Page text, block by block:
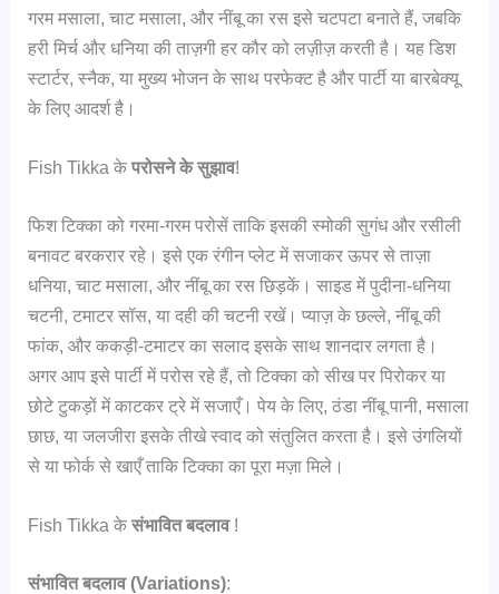
गरम मसाला, चाट मसाला, और नींबू का रस इसे चटपटा बनाते हैं, जबकि
हरी मिर्च और धनिया की ताज़गी हर कौर को लज़ीज़ करती है। यह डिश
स्टार्टर, स्नैक, या मुख्य भोजन के साथ परफेक्ट है और पार्टी या बारबेक्यू
के लिए आदर्श है।
Fish Tikka केपरोसने के सुझाव!
फिश टिक्का को गरमा-गरम परोसें ताकि इसकी स्मोकी सुगंध और रसीली
बनावट बरकरार रहे। इसे एक रंगीन प्लेट में सजाकर ऊपर से ताज़ा
धनिया, चाट मसाला, और नींबू का रस छिड़कें। साइड में पुदीना-धनिया
चटनी, टमाटर सॉस, या दही की चटनी रखें। प्याज़ के छल्ले, नींबू की
फांक, और ककड़ी-टमाटर का सलाद इसके साथ शानदार लगता है।
अगर आप इसे पार्टी में परोस रहे हैं, तो टिक्का को सीख पर पिरोकर या
छोटे टुकड़ों में काटकर ट्रे में सजाएँ। पेय के लिए, ठंडा नींबू पानी, मसाला
छाछ, या जलजीरा इसके तीखे स्वाद को संतुलित करता है। इसे उंगलियों
से या फोर्क से खाएँ ताकि टिक्का का पूरा मज़ा मिले।
Fish Tikka केसंभावित बदलाव !
संभावित बदलाव (Variations):